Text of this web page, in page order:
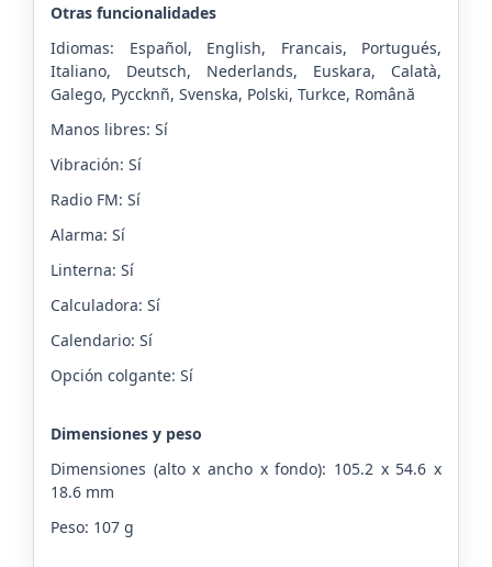
Otras funcionalidades
Idiomas: Español, English, Francais, Portugués,
Italiano, Deutsch, Nederlands, Euskara, Calatà,
Galego, Pyccknñ, Svenska, Polski, Turkce, Română
Manos libres: Sí
Vibración: Sí
Radio FM: Sí
Alarma: Sí
Linterna: Sí
Calculadora: Sí
Calendario: Sí
Opción colgante: Sí
Dimensiones y peso
Dimensiones (alto x ancho x fondo): 105.2 x 54.6 x
18.6 mm
Peso: 107 g